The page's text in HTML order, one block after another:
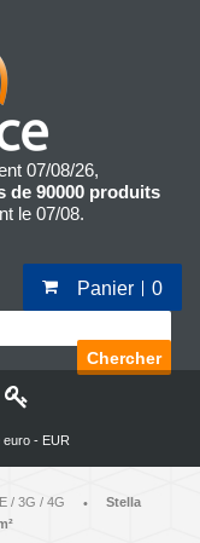
07/08/26,
de 90000 produits
le 07/08.
Panier 0
Chercher
euro - EUR
/ 3G / 4G •
Stella